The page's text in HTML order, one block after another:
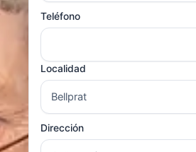
Teléfono
Localidad
Dirección